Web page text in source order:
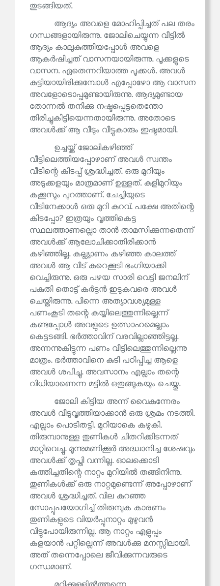
തുടങ്ങിയത്.
ആദ്യം അവളെ മോഹിപ്പിച്ചത് പല തരം
ഗന്ധങ്ങളായിരുന്നു. ജോലിചെയ്യുന്ന വീട്ടിൽ
ആദ്യം കാലുകുത്തിയപ്പോൾ അവളെ
ആകർഷിച്ചത് വാസനയായിരുന്നു. പൂക്കളുടെ
വാസന. ഏതെന്നറിയാത്ത പൂക്കൾ. അവൾ
കുട്ടിയായിരിക്കുമ്പോൾ എപ്പോഴോ ആ വാസന
അവളോടൊപ്പമുണ്ടായിരുന്നു. ആദ്യമുണ്ടായ
തോന്നൽ തനിക്കു നഷ്ടപ്പെട്ടതെന്തോ
തിരിച്ചുകിട്ടിയെന്നതായിരുന്നു. അതോടെ
അവൾക്ക് ആ വീടും വീട്ടുകാരും ഇഷ്ടമായി.
ഉച്ചയ്ക്ക് ജോലികഴിഞ്ഞ്
വീട്ടിലെത്തിയപ്പോഴാണ് അവൾ സ്വന്തം
വീടിന്റെ കിടപ്പ് ശ്രദ്ധിച്ചത്. ഒരു മുറിയും
അടുക്കളയും മാത്രമാണ് ഉള്ളത്. കുളിമുറിയും
കക്കൂസും പുറത്താണ്. ചേച്ചിയുടെ
വീടിനേക്കാൾ ഒരു മുറി കുറവ്. പക്ഷേ അതിന്റെ
കിടപ്പോ? ഇത്രയും വൃത്തികെട്ട
സ്ഥലത്താണല്ലൊ താൻ താമസിക്കുന്നതെന്ന്
അവൾക്ക് ആലോചിക്കാതിരിക്കാൻ
കഴിഞ്ഞില്ല. കല്ല്യാണം കഴിഞ്ഞ കാലത്ത്
അവൾ ആ വീട് കുറെക്കൂടി ഭംഗിയാക്കി
വെച്ചിരുന്നു. ഒരു പഴയ സാരി വെട്ടി ജനലിന്
പകുതി തൊട്ട് കർട്ടൻ ഇടുകവരെ അവൾ
ചെയ്തിരുന്നു. പിന്നെ അത്യാവശ്യമുള്ള
പണംകൂടി തന്റെ കയ്യിലെത്തുന്നില്ലെന്ന്
കണ്ടപ്പോൾ അവളുടെ ഉത്സാഹമെല്ലാം
കെട്ടടങ്ങി. ഭർത്താവിന് വരവില്ലാഞ്ഞിട്ടല്ല.
അന്നന്നുകിട്ടുന്ന പണം വീട്ടിലെത്തുന്നില്ലെന്നു
മാത്രം. ഭർത്താവിനെ കുടി പഠിപ്പിച്ച ആളെ
അവൾ ശപിച്ചു. അവസാനം എല്ലാം തന്റെ
വിധിയാണെന്ന മട്ടിൽ ഒതുങ്ങുകയും ചെയ്തു.
ജോലി കിട്ടിയ അന്ന് വൈകുന്നേരം
അവൾ വീടുവൃത്തിയാക്കാൻ ഒരു ശ്രമം നടത്തി.
എല്ലാം പൊടിതട്ടി. മുറിയാകെ കഴുകി.
തിരുമ്പാനുള്ള തുണികൾ ചിതറിക്കിടന്നത്
മാറ്റിവെച്ചു. മൂന്നുമണിക്കൂർ അദ്ധ്വാനിച്ച ശേഷവും
അവൾക്ക് തൃപ്തി വന്നില്ല. ഓലക്കൊടി
കത്തിച്ചതിന്റെ നാറ്റം മുറിയിൽ തങ്ങിനിന്നു.
തുണികൾക്ക് ഒരു നാറ്റമുണ്ടെന്ന് അപ്പോഴാണ്
അവൾ ശ്രദ്ധിച്ചത്. വില കുറഞ്ഞ
സോപ്പുപയോഗിച്ച് തിരുമ്പുക കാരണം
തുണികളുടെ വിയർപ്പുനാറ്റം മുഴുവൻ
വിട്ടുപോയിരുന്നില്ല. ആ നാറ്റം എളുപ്പം
കളയാൻ പറ്റില്ലെന്ന് അവൾക്കു മനസ്സിലായി.
അത് തന്നെപ്പോലെ ജീവിക്കുന്നവരുടെ
ഗന്ധമാണ്.